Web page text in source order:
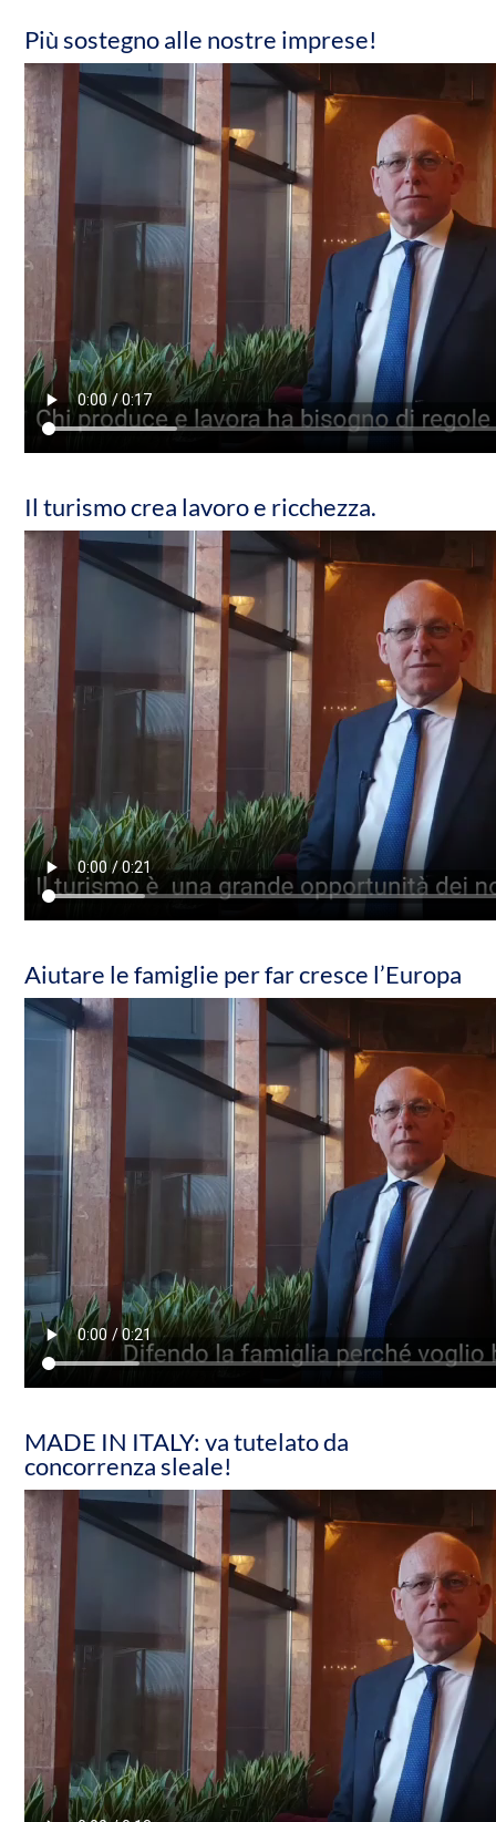
Più sostegno alle nostre imprese!
Il turismo crea lavoro e ricchezza.
Aiutare le famiglie per far cresce l’Europa
MADE IN ITALY: va tutelato da
concorrenza sleale!